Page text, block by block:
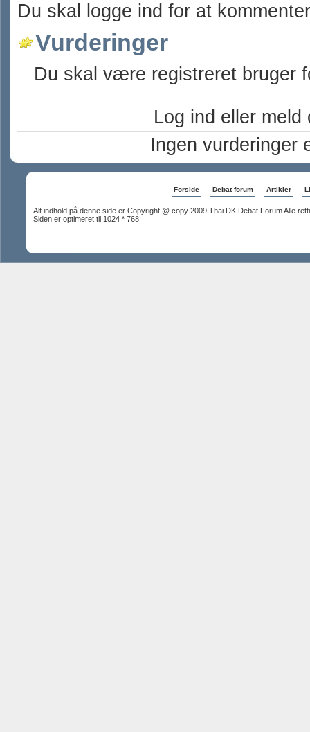
Du skal logge ind for at
Vurderinger
Du skal være registreret bruger
Log ind eller meld
Ingen vurderinger
Forside Debat forum Artikler
Alt indhold på denne side er Copyright @ copy 2009 Thai DK Debat Forum Alle
Siden er optimeret til 1024 * 768